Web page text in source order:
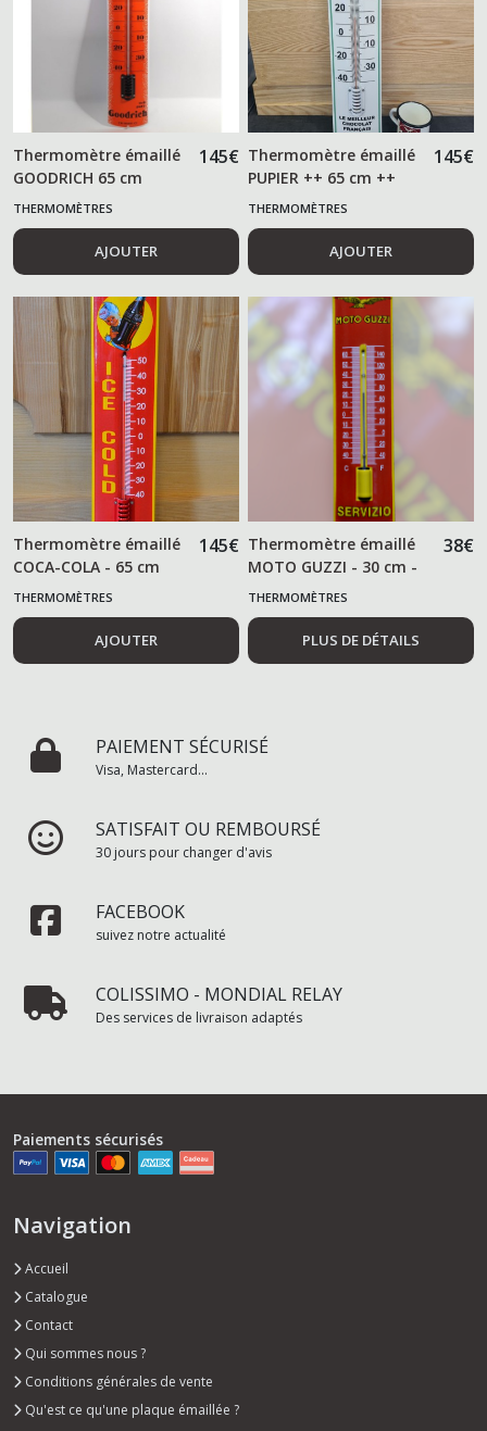
Thermomètre émaillé
GOODRICH 65 cm
145€
THERMOMÈTRES
AJOUTER
Thermomètre émaillé
PUPIER ++ 65 cm ++
145€
THERMOMÈTRES
AJOUTER
Thermomètre émaillé
COCA-COLA - 65 cm
145€
THERMOMÈTRES
AJOUTER
Thermomètre émaillé
MOTO GUZZI - 30 cm -
38€
THERMOMÈTRES
PLUS DE DÉTAILS
PAIEMENT SÉCURISÉ
Visa, Mastercard...
SATISFAIT OU REMBOURSÉ
30 jours pour changer d'avis
FACEBOOK
suivez notre actualité
COLISSIMO - MONDIAL RELAY
Des services de livraison adaptés
Paiements sécurisés
Navigation
Accueil
Catalogue
Contact
Qui sommes nous ?
Conditions générales de vente
Qu'est ce qu'une plaque émaillée ?